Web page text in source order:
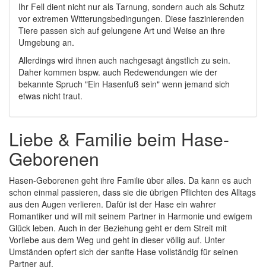
Ihr Fell dient nicht nur als Tarnung, sondern auch als Schutz
vor extremen Witterungsbedingungen. Diese faszinierenden
Tiere passen sich auf gelungene Art und Weise an ihre
Umgebung an.
Allerdings wird ihnen auch nachgesagt ängstlich zu sein.
Daher kommen bspw. auch Redewendungen wie der
bekannte Spruch "Ein Hasenfuß sein" wenn jemand sich
etwas nicht traut.
Liebe & Familie beim Hase-
Geborenen
Hasen-Geborenen geht ihre Familie über alles. Da kann es auch
schon einmal passieren, dass sie die übrigen Pflichten des Alltags
aus den Augen verlieren. Dafür ist der Hase ein wahrer
Romantiker und will mit seinem Partner in Harmonie und ewigem
Glück leben. Auch in der Beziehung geht er dem Streit mit
Vorliebe aus dem Weg und geht in dieser völlig auf. Unter
Umständen opfert sich der sanfte Hase vollständig für seinen
Partner auf.